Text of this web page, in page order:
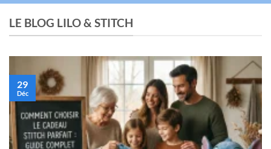
LE BLOG LILO & STITCH
29
Déc